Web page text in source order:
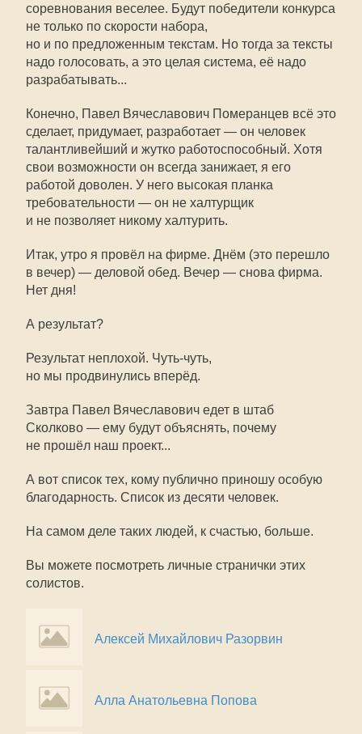
соревнования веселее. Будут победители конкурса
не только по скорости набора,
но и по предложенным текстам. Но тогда за тексты
надо голосовать, а это целая система, её надо
разрабатывать...
Конечно, Павел Вячеславович Померанцев всё это
сделает, придумает, разработает — он человек
талантливейший и жутко работоспособный. Хотя
свои возможности он всегда занижает, я его
работой доволен. У него высокая планка
требовательности — он не халтурщик
и не позволяет никому халтурить.
Итак, утро я провёл на фирме. Днём (это перешло
в вечер) — деловой обед. Вечер — снова фирма.
Нет дня!
А результат?
Результат неплохой. Чуть-чуть,
но мы продвинулись вперёд.
Завтра Павел Вячеславович едет в штаб
Сколково — ему будут объяснять, почему
не прошёл наш проект...
А вот список тех, кому публично приношу особую
благодарность. Список из десяти человек.
На самом деле таких людей, к счастью, больше.
Вы можете посмотреть личные странички этих
солистов.
Алексей Михайлович Разорвин
Алла Анатольевна Попова